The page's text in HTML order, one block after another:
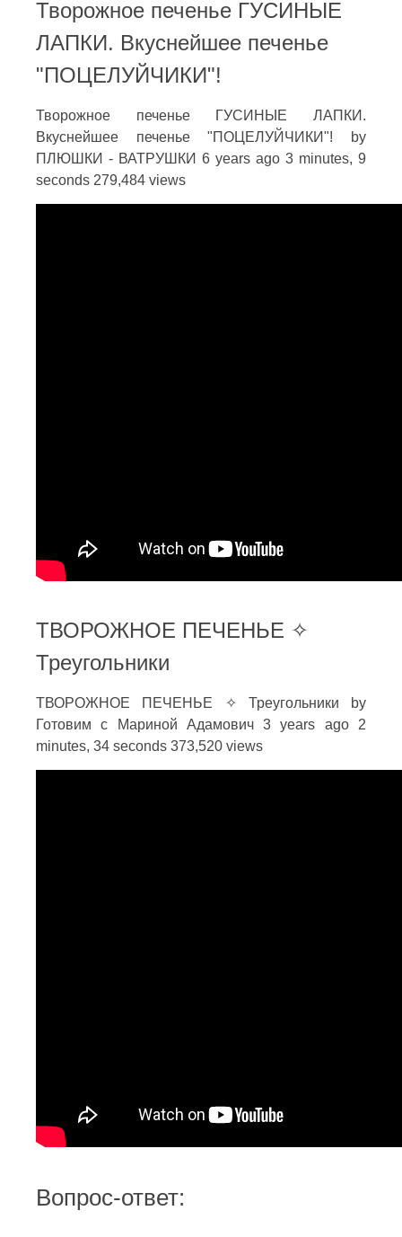
Творожное печенье ГУСИНЫЕ
ЛАПКИ. Вкуснейшее печенье
"ПОЦЕЛУЙЧИКИ"!
Творожное печенье ГУСИНЫЕ ЛАПКИ.
Вкуснейшее печенье "ПОЦЕЛУЙЧИКИ"! by
ПЛЮШКИ - ВАТРУШКИ 6 years ago 3 minutes, 9
seconds 279,484 views
ТВОРОЖНОЕ ПЕЧЕНЬЕ ✧
Треугольники
ТВОРОЖНОЕ ПЕЧЕНЬЕ ✧ Треугольники by
Готовим с Мариной Адамович 3 years ago 2
minutes, 34 seconds 373,520 views
Вопрос-ответ: